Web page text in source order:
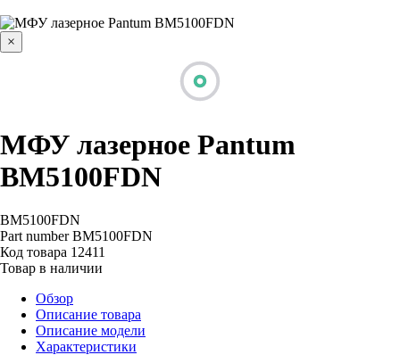
×
МФУ лазерное Pantum
BM5100FDN
BM5100FDN
Part number BM5100FDN
Код товара 12411
Товар в наличии
Обзор
Описание товара
Описание модели
Характеристики